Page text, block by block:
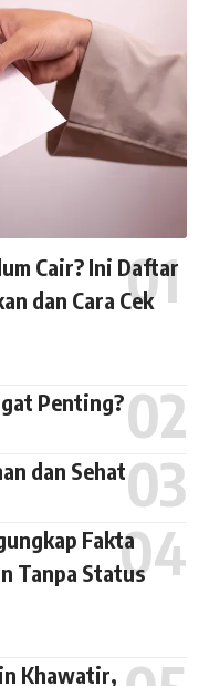
Cair? Ini Daftar
dan Cara Cek
Penting?
dan Sehat
Fakta
Tanpa Status
Khawatir,